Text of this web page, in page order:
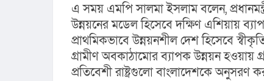
এ সময় এমপি সালমা ইসলাম বলেন,
উন্নয়নের মডেল হিসেবে দক্ষিণ এশিয়ায়
প্রাথমিকভাবে উন্নয়নশীল দেশ হিসেবে
গ্রামীণ অবকাঠামোর ব্যাপক উন্নয়ন হওয়ায়
প্রতিবেশী রাষ্ট্রগুলো বাংলাদেশকে